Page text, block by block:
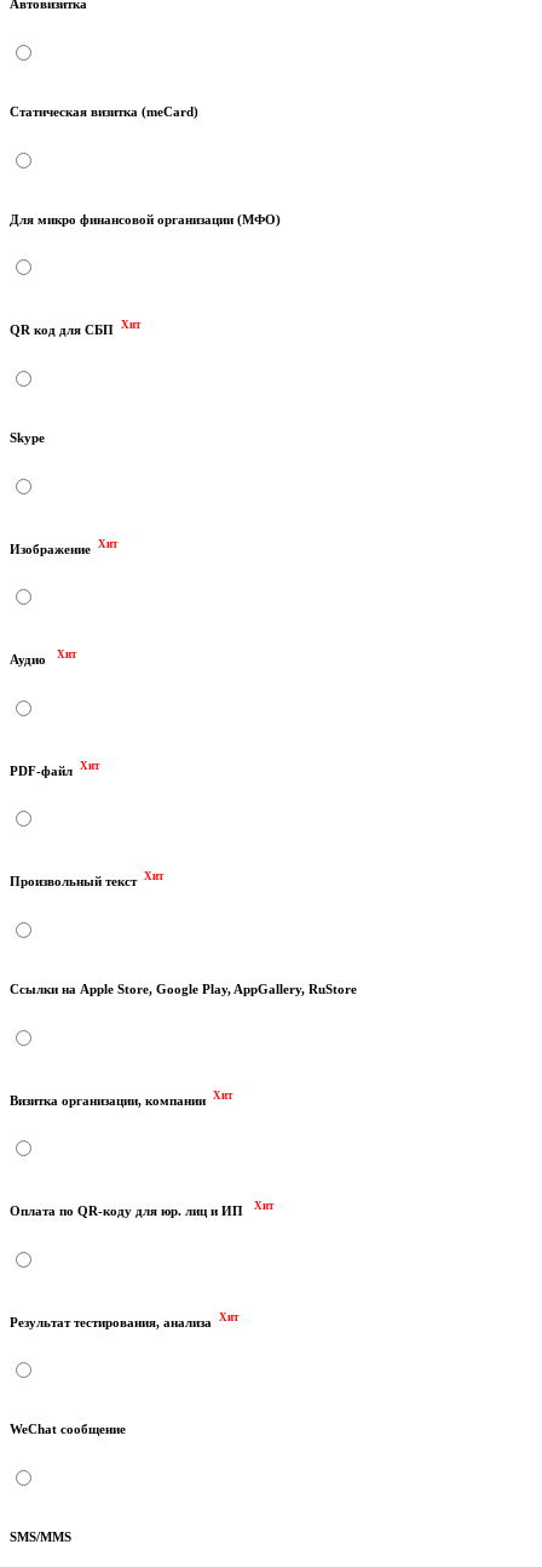
Автовизитка
Статическая визитка (meCard)
Для микро финансовой организации (МФО)
QR код для СБП Хит
Skype
Изображение Хит
Аудио Хит
PDF-файл Хит
Произвольный текст Хит
Ссылки на Apple Store, Google Play, AppGallery, RuStore
Визитка организации, компании Хит
Оплата по QR-коду для юр. лиц и ИП Хит
Результат тестирования, анализа Хит
WeChat сообщение
SMS/MMS